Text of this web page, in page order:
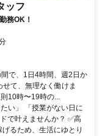
ッフ
務OK！
で、1日4時間、週2日か
て、無理なく働けま
10時〜19時の...
い」 「授業がない日に
で叶えませんか？ ✅高
るため、生活にゆとり